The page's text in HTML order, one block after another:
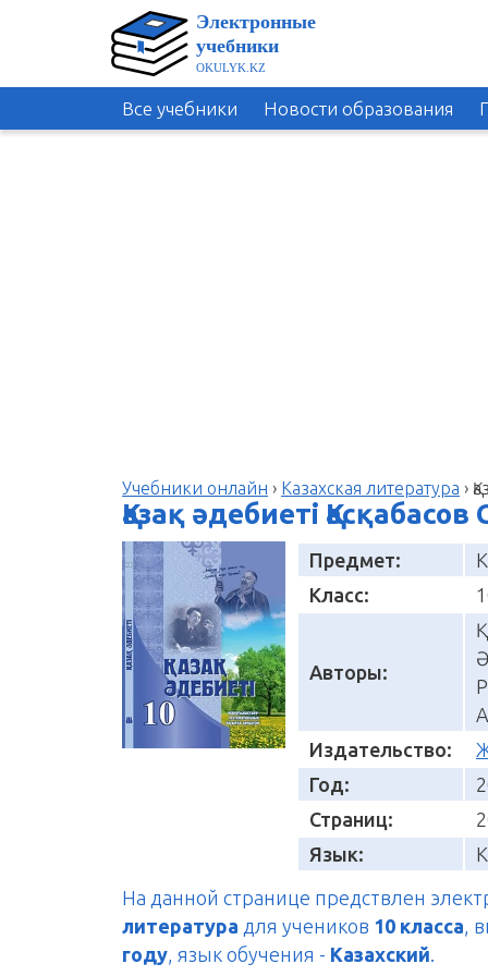
Все учебники Новости образования
Учебники онлайн › Казахская литература ›
Қазақ әдебиеті
Предмет:
Класс:
Авторы:
Издательство:
Год:
Страниц:
Язык:
На данной странице предствлен
литература для учеников 10 класса ,
году , язык обучения - Казахский